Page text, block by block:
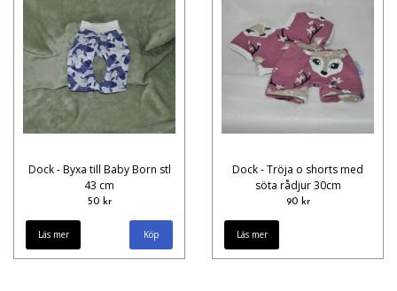
Dock - Byxa till Baby Born stl
43 cm
50 kr
Läs mer
Dock - Tröja o shorts med
söta rådjur 30cm
90 kr
Läs mer